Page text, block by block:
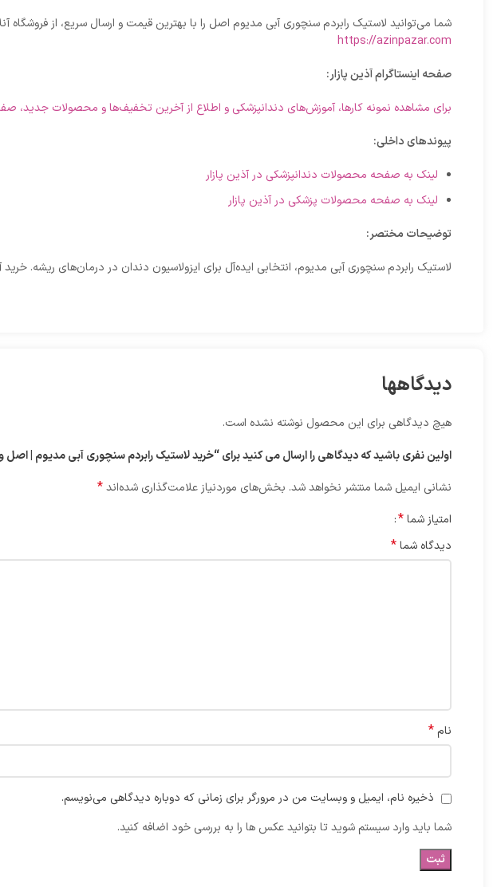
شما می‌توانید لاستیک رابردم سنچوری آبی مدیوم اصل را با بهترین قیمت و ارسال سریع، از فروشگاه
https://azinpazar.com
صفحه اینستاگرام آذین پازار:
برای مشاهده نمونه کارها، آموزش‌های دندانپزشکی و اطلاع از آخرین تخفیف‌ها و محصولات جدید، صفحه
پیوندهای داخلی:
لینک به صفحه محصولات دندانپزشکی در آذین پازار
لینک به صفحه محصولات پزشکی در آذین پازار
توضیحات مختصر:
لاستیک رابردم سنچوری آبی مدیوم، انتخابی ایده‌آل برای ایزولاسیون دندان در درمان‌های ریشه. خرید
دیدگاهها
هیچ دیدگاهی برای این محصول نوشته نشده است.
اولین نفری باشید که دیدگاهی را ارسال می کنید برای “خرید لاستیک رابردم سنچوری آبی مدیوم | اصل و
نشانی ایمیل شما منتشر نخواهد شد. بخش‌های موردنیاز علامت‌گذاری شده‌اند*
امتیاز شما*
دیدگاه شما*
نام *
ذخیره نام، ایمیل و وبسایت من در مرورگر برای زمانی که دوباره دیدگاهی می‌نویسم.
شما باید وارد سیستم شوید تا بتوانید عکس ها را به بررسی خود اضافه کنید.